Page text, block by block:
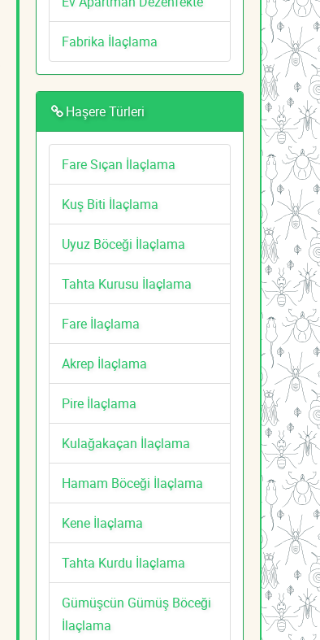
Fabrika İlaçlama
Haşere Türleri
Fare Sıçan İlaçlama
Kuş Biti İlaçlama
Uyuz Böceği İlaçlama
Tahta Kurusu İlaçlama
Fare İlaçlama
Akrep İlaçlama
Pire İlaçlama
Kulağakaçan İlaçlama
Hamam Böceği İlaçlama
Kene İlaçlama
Tahta Kurdu İlaçlama
Gümüşcün Gümüş Böceği
İlaçlama